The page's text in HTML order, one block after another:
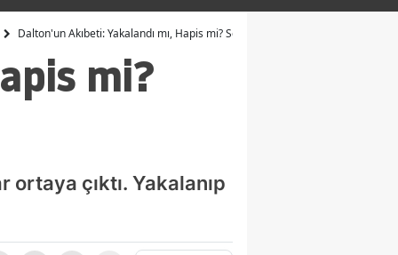
Dalton'un Akıbeti: Yakalandı mı, Hapis mi? Son Gelişmeler!
mi?
çıktı. Yakalanıp